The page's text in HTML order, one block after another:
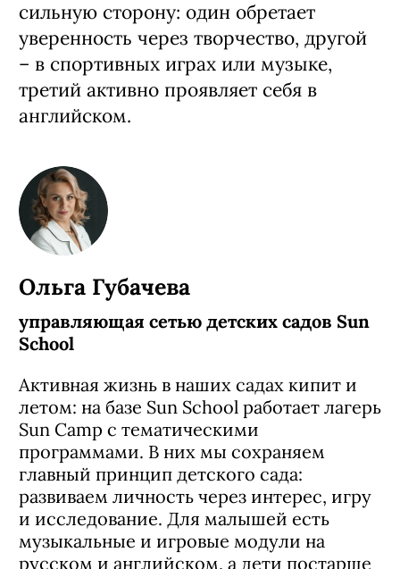
сильную сторону: один обретает
уверенность через творчество, другой
– в спортивных играх или музыке,
третий активно проявляет себя в
английском.
Ольга Губачева
управляющая сетью детских садов Sun
School
Активная жизнь в наших садах кипит и
летом: на базе Sun School работает лагерь
Sun Camp с тематическими
программами. В них мы сохраняем
главный принцип детского сада:
развиваем личность через интерес, игру
и исследование. Для малышей есть
музыкальные и игровые модули на
русском и английском, а дети постарше